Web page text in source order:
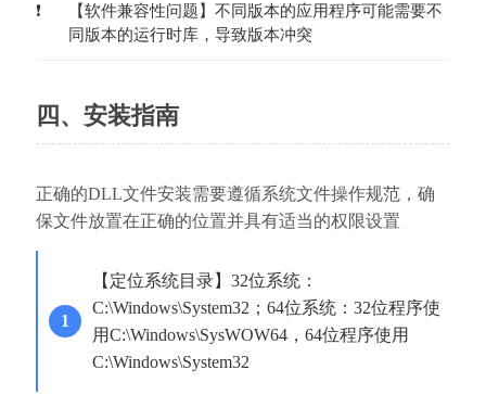
【软件兼容性问题】不同版本的应用程序可能需要不
同版本的运行时库，导致版本冲突
四、安装指南
正确的DLL文件安装需要遵循系统文件操作规范，确
保文件放置在正确的位置并具有适当的权限设置
【定位系统目录】32位系统：
C:\Windows\System32；64位系统：32位程序使
用C:\Windows\SysWOW64，64位程序使用
C:\Windows\System32